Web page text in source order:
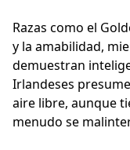
Razas como el
y la amabilidad,
demuestran
Irlandeses
aire libre, aunque
menudo se